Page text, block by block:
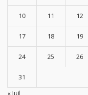
10 11 12
17 18 19
24 25 26
31
« Juil